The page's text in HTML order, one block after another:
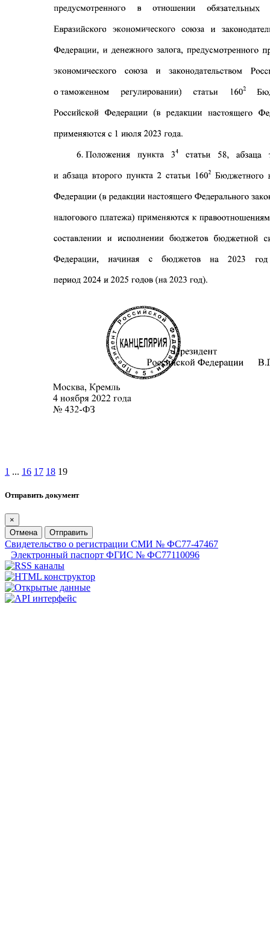
1 ... 16 17 18 19
Отправить документ
×
Отмена
Отправить
Свидетельство о регистрации СМИ № ФС77-47467
Электронный паспорт ФГИС № ФС77110096